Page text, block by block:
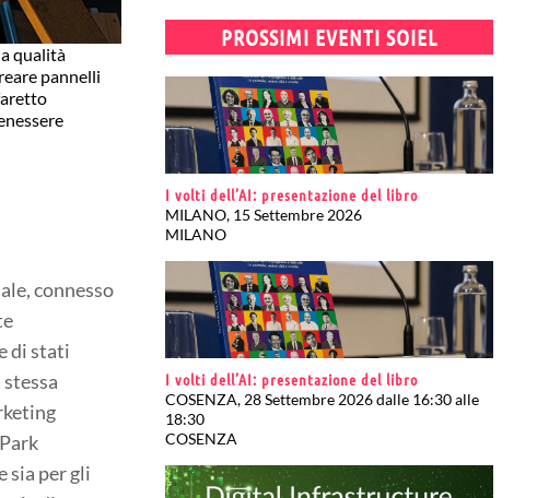
qualità
pannelli
connesso
di stati
sia per gli
PROSSIMI EVENTI SOIEL
I volti dell’AI: presentazione del libro
MILANO, 15 Settembre 2026
MILANO
I volti dell’AI: presentazione del libro
COSENZA, 28 Settembre 2026 dalle 16:30 alle
18:30
COSENZA